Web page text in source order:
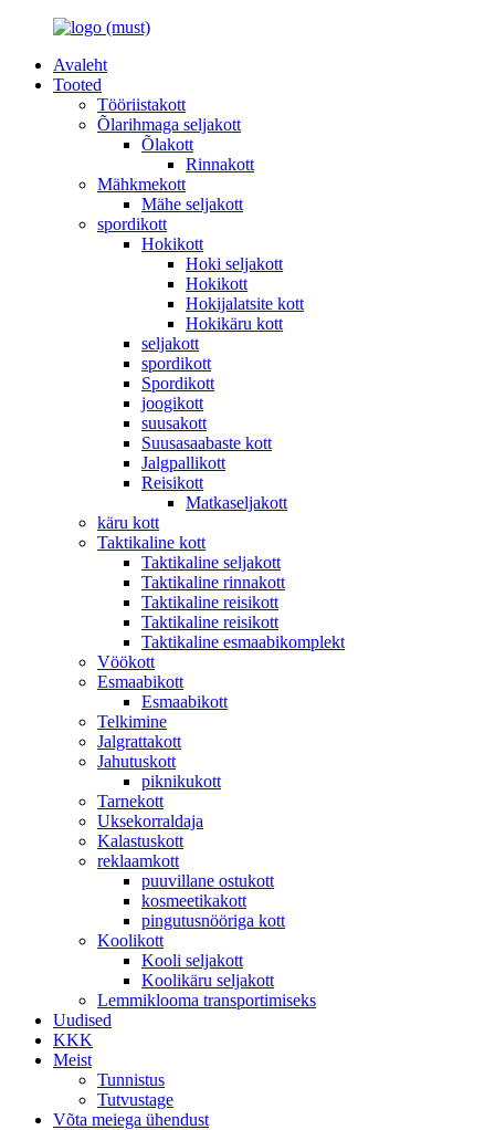
Avaleht
Tooted
Tööriistakott
Õlarihmaga seljakott
Õlakott
Rinnakott
Mähkmekott
Mähe seljakott
spordikott
Hokikott
Hoki seljakott
Hokikott
Hokijalatsite kott
Hokikäru kott
seljakott
spordikott
Spordikott
joogikott
suusakott
Suusasaabaste kott
Jalgpallikott
Reisikott
Matkaseljakott
käru kott
Taktikaline kott
Taktikaline seljakott
Taktikaline rinnakott
Taktikaline reisikott
Taktikaline reisikott
Taktikaline esmaabikomplekt
Vöökott
Esmaabikott
Esmaabikott
Telkimine
Jalgrattakott
Jahutuskott
piknikukott
Tarnekott
Uksekorraldaja
Kalastuskott
reklaamkott
puuvillane ostukott
kosmeetikakott
pingutusnööriga kott
Koolikott
Kooli seljakott
Koolikäru seljakott
Lemmiklooma transportimiseks
Uudised
KKK
Meist
Tunnistus
Tutvustage
Võta meiega ühendust